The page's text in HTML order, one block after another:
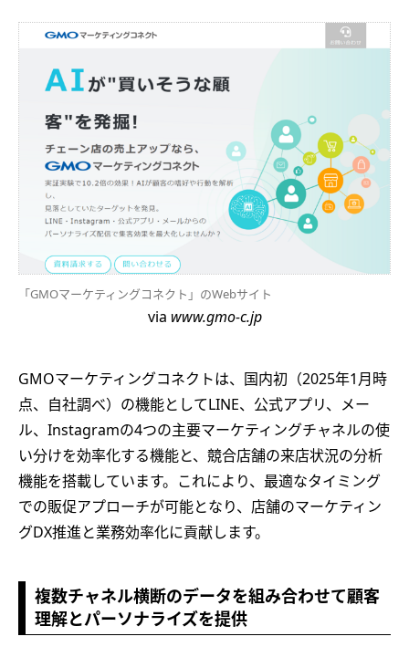
「GMOマーケティングコネクト」のWebサイト
via www.gmo-c.jp
GMOマーケティングコネクトは、国内初（2025年1月時
点、自社調べ）の機能としてLINE、公式アプリ、メー
ル、Instagramの4つの主要マーケティングチャネルの使
い分けを効率化する機能と、競合店舗の来店状況の分析
機能を搭載しています。これにより、最適なタイミング
での販促アプローチが可能となり、店舗のマーケティン
グDX推進と業務効率化に貢献します。
複数チャネル横断のデータを組み合わせて顧客
理解とパーソナライズを提供